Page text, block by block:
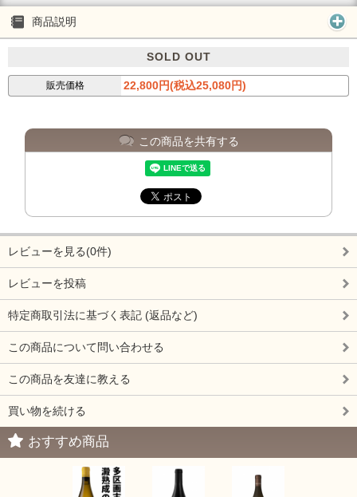
商品説明
SOLD OUT
販売価格 22,800円(税込25,080円)
この商品を共有する
レビューを見る(0件)
レビューを投稿
特定商取引法に基づく表記 (返品など)
この商品について問い合わせる
この商品を友達に教える
買い物を続ける
おすすめ商品